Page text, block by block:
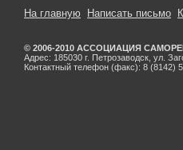
На главную Написать письмо
© 2006-2010 АССОЦИАЦИЯ
Адрес: 185030 г. Петрозаводск, ул.
Контактный телефон (факс): 8 (8142)